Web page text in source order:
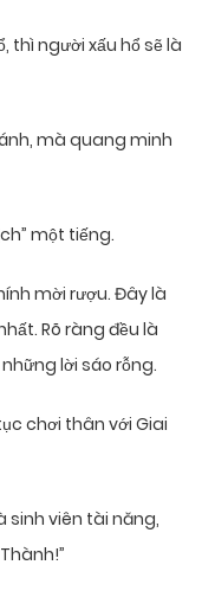
thì người xấu hổ sẽ là
mà quang minh
một tiếng.
mời rượu. Đây là
Rõ ràng đều là
lời sáo rỗng.
chơi thân với Giai
sinh viên tài năng,